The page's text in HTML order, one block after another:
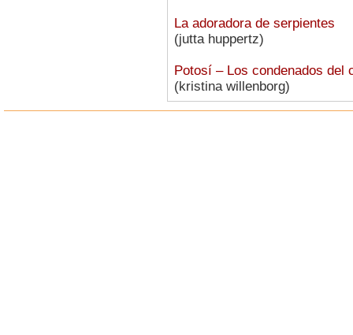
La adoradora de serpientes
(jutta huppertz)
Potosí – Los condenados del
(kristina willenborg)